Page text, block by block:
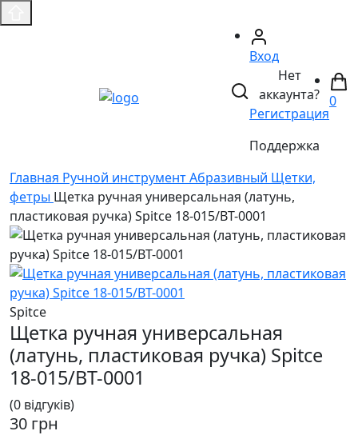
Вход
Нет
аккаунта?
Регистрация
Поддержка
0
Главная Ручной инструментАбразивный Щетки,
фетры Щетка ручная универсальная (латунь,
пластиковая ручка) Spitce 18-015/BT-0001
Spitce
Щетка ручная универсальная
(латунь, пластиковая ручка) Spitce
18-015/BT-0001
(0 відгуків)
30 грн